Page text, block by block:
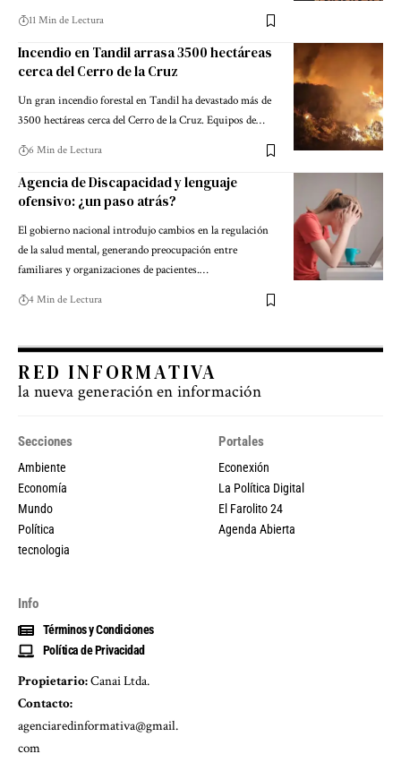
11 Min de Lectura
Incendio en Tandil arrasa 3500 hectáreas
cerca del Cerro de la Cruz
Un gran incendio forestal en Tandil ha devastado más de
3500 hectáreas cerca del Cerro de la Cruz. Equipos de…
6 Min de Lectura
Agencia de Discapacidad y lenguaje
ofensivo: ¿un paso atrás?
El gobierno nacional introdujo cambios en la regulación
de la salud mental, generando preocupación entre
familiares y organizaciones de pacientes.…
4 Min de Lectura
RED INFORMATIVA
la nueva generación en información
Secciones
Ambiente
Economía
Mundo
Política
tecnologia
Portales
Econexión
La Política Digital
El Farolito 24
Agenda Abierta
Info
Términos y Condiciones
Política de Privacidad
Propietario:Canai Ltda.
Contacto:
agenciaredinformativa@gmail.
com